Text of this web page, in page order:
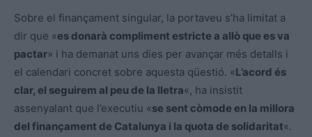
Sobre el finançament singular, la portaveu s’ha limitat a
dir que «es donarà compliment estricte a allò que es va
pactar» i ha demanat uns dies per avançar més detalls i
el calendari concret sobre aquesta qüestió. «L’acord és
clar, el seguirem al peu de la lletra«, ha insistit
assenyalant que l’executiu «se sent còmode en la millora
del finançament de Catalunya i la quota de solidaritat«.